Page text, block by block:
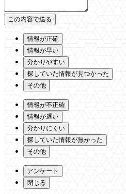
情報が正確
情報が早い
分かりやすい
探していた情報が見つかった
その他
情報が不正確
情報が遅い
分かりにくい
探していた情報が無かった
その他
アンケート
閉じる